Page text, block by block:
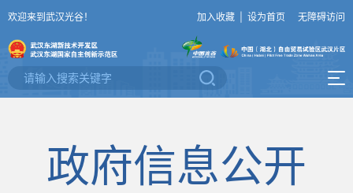
欢迎来到武汉光谷！ 加入收藏 设为首页 无障碍访问
政府信息公开